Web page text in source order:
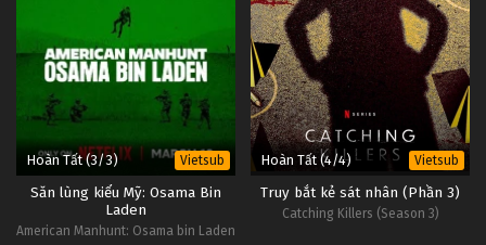
Hoàn Tất (3/3) Vietsub
Săn lùng kiểu Mỹ: Osama Bin
Laden
American Manhunt: Osama bin Laden
Hoàn Tất (4/4) Vietsub
Truy bắt kẻ sát nhân (Phần 3)
Catching Killers (Season 3)